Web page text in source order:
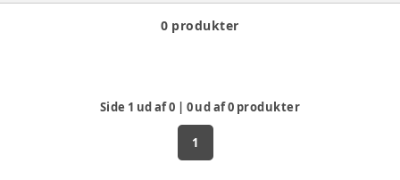
0 produkter
Side 1 ud af0 | 0ud af0 produkter
1